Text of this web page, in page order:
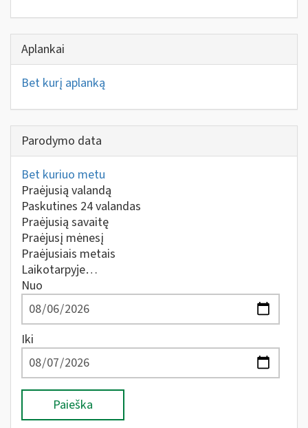
Aplankai
Bet kurį aplanką
Parodymo data
Bet kuriuo metu
Praėjusią valandą
Paskutines 24 valandas
Praėjusią savaitę
Praėjusį mėnesį
Praėjusiais metais
Laikotarpyje…
Nuo
Iki
Paieška